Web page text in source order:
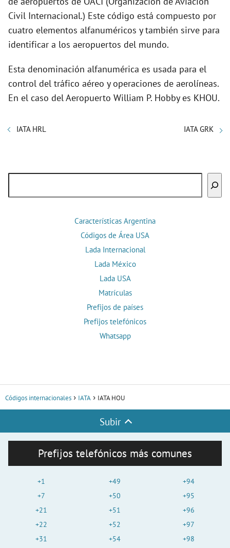
Civil Internacional.) Este código está compuesto por
cuatro elementos alfanuméricos y también sirve para
identificar a los aeropuertos del mundo.
Esta denominación alfanumérica es usada para el
control del tráfico aéreo y operaciones de aerolíneas.
En el caso del Aeropuerto William P. Hobby es KHOU.
IATA HRL IATA GRK
Características Argentina
Códigos de Área USA
Lada Internacional
Lada México
Lada USA
Matrículas
Prefijos de países
Prefijos telefónicos
Whatsapp
Códigos internacionales IATA IATA HOU
Subir
Prefijos telefónicos más comunes
+1
+7
+21
+22
+31
+49
+50
+51
+52
+54
+94
+95
+96
+97
+98